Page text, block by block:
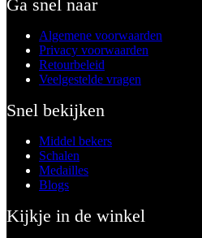
Ga snel naar
Algemene voorwaarden
Privacy voorwaarden
Retourbeleid
Veelgestelde vragen
Snel bekijken
Middel bekers
Schalen
Medailles
Blogs
Kijkje in de winkel